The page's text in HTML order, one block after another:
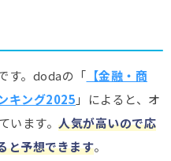
す。dodaの「 【金融・商
キング2025 」によると、オ
います。 人気が高いので応
と予想できます。